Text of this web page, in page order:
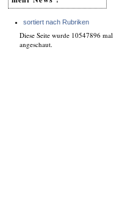
sortiert nach Rubriken
Diese Seite wurde 10547896 mal
angeschaut.